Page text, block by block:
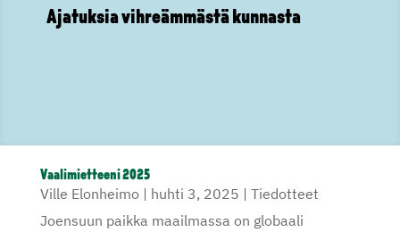
Ajatuksia vihreämmästä kunnasta
Vaalimietteeni 2025
Ville Elonheimo| huhti 3, 2025 | Tiedotteet
Joensuun paikka maailmassa on globaali